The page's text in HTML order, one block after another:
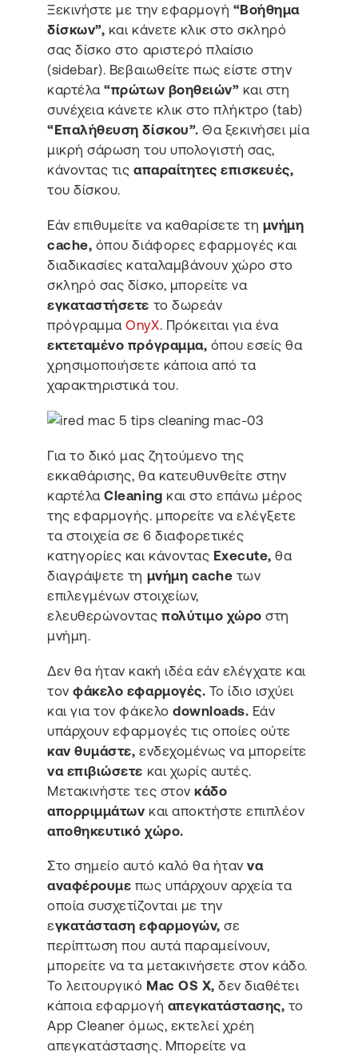
Ξεκινήστε με την εφαρμογή “Βοήθημα
δίσκων”, και κάνετε κλικ στο σκληρό
σας δίσκο στο αριστερό πλαίσιο
(sidebar). Βεβαιωθείτε πως είστε στην
καρτέλα“πρώτων βοηθειών” και στη
συνέχεια κάνετε κλικ στο πλήκτρο (tab)
“Επαλήθευση δίσκου”. Θα ξεκινήσει μία
μικρή σάρωση του υπολογιστή σας,
κάνοντας τις απαραίτητες επισκευές,
του δίσκου.
Εάν επιθυμείτε να καθαρίσετε τη μνήμη
cache, όπου διάφορες εφαρμογές και
διαδικασίες καταλαμβάνουν χώρο στο
σκληρό σας δίσκο, μπορείτε να
εγκαταστήσετε το δωρεάν
πρόγραμμαOnyX. Πρόκειται για ένα
εκτεταμένο πρόγραμμα, όπου εσείς θα
χρησιμοποιήσετε κάποια από τα
χαρακτηριστικά του.
Για το δικό μας ζητούμενο της
εκκαθάρισης, θα κατευθυνθείτε στην
καρτέλαCleaning και στο επάνω μέρος
της εφαρμογής. μπορείτε να ελέγξετε
τα στοιχεία σε 6 διαφορετικές
κατηγορίες και κάνοντας Execute,θα
διαγράψετε τη μνήμη cache των
επιλεγμένων στοιχείων,
ελευθερώνονταςπολύτιμο χώρο στη
μνήμη.
Δεν θα ήταν κακή ιδέα εάν ελέγχατε και
τονφάκελο εφαρμογές. Το ίδιο ισχύει
και για τον φάκελοdownloads. Εάν
υπάρχουν εφαρμογές τις οποίες ούτε
καν θυμάστε, ενδεχομένως να μπορείτε
να επιβιώσετε και χωρίς αυτές.
Μετακινήστε τες στονκάδο
απορριμμάτων και αποκτήστε επιπλέον
αποθηκευτικό χώρο.
Στο σημείο αυτό καλό θα ήταννα
αναφέρουμε πως υπάρχουν αρχεία τα
οποία συσχετίζονται με την
εγκατάσταση εφαρμογών, σε
περίπτωση που αυτά παραμείνουν,
μπορείτε να τα μετακινήσετε στον κάδο.
Το λειτουργικό Mac OS X, δεν διαθέτει
κάποια εφαρμογή απεγκατάστασης, τo
App Cleaner όμως, εκτελεί χρέη
απεγκατάστασης. Μπορείτε να